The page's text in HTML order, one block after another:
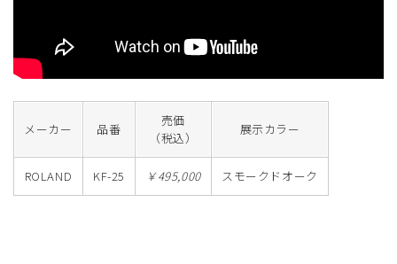
メーカー 品番
売価
（税込）
展示カラー
ROLAND KF-25 ￥495,000 スモークドオーク